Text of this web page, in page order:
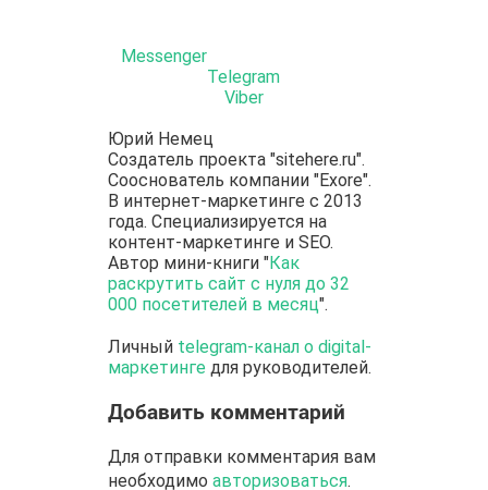
Messenger
Telegram
Viber
Юрий Немец
Создатель проекта "sitehere.ru".
Сооснователь компании "Exore".
В интернет-маркетинге с 2013
года. Специализируется на
контент-маркетинге и SEO.
Автор мини-книги "Как
раскрутить сайт с нуля до 32
000 посетителей в месяц".
Личный telegram-канал о digital-
маркетингедля руководителей.
Добавить комментарий
Для отправки комментария вам
необходимо авторизоваться.